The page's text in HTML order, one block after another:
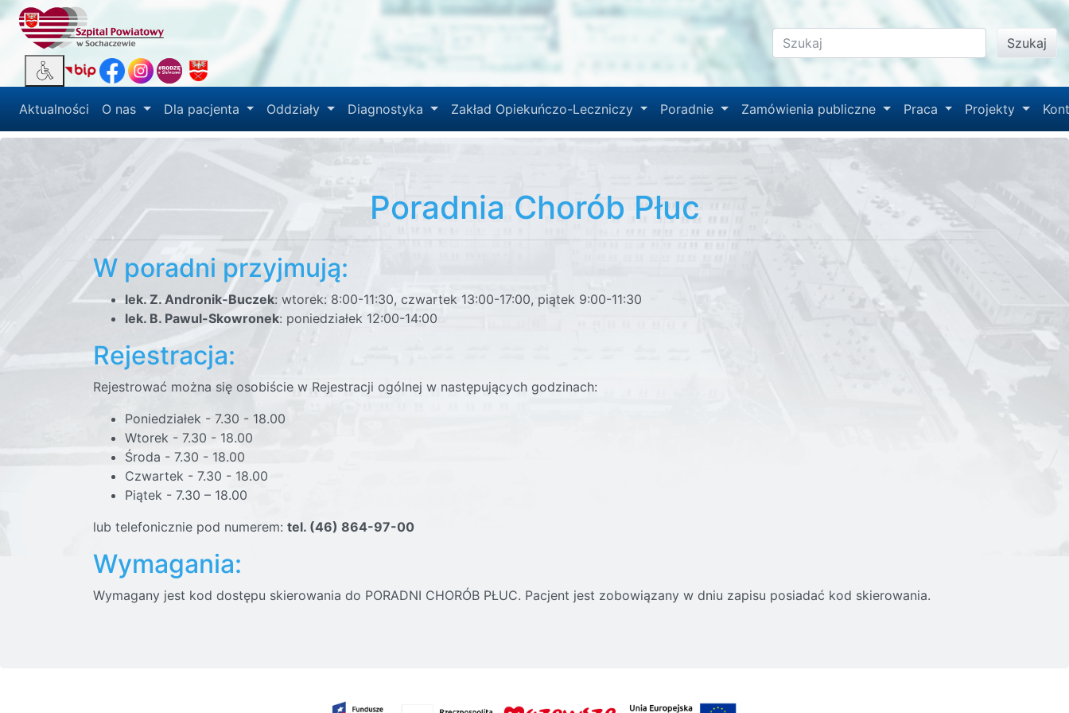
Szukaj
Aktualności O nas Dla pacjenta Oddziały Diagnostyka Zakład Opiekuńczo-Leczniczy Poradnie Zamówienia publiczne Praca Projekty
Poradnia Chorób Płuc
W poradni przyjmują:
lek. Z. Andronik-Buczek: wtorek: 8:00-11:30, czwartek 13:00-17:00, piątek 9:00-11:30
lek. B. Pawul-Skowronek: poniedziałek 12:00-14:00
Rejestracja:
Rejestrować można się osobiście w Rejestracji ogólnej w następujących godzinach:
Poniedziałek - 7.30 - 18.00
Wtorek - 7.30 - 18.00
Środa - 7.30 - 18.00
Czwartek - 7.30 - 18.00
Piątek - 7.30 – 18.00
lub telefonicznie pod numerem: tel. (46) 864-97-00
Wymagania:
Wymagany jest kod dostępu skierowania do PORADNI CHORÓB PŁUC. Pacjent jest zobowiązany w dniu zapisu posiadać kod skierowania.